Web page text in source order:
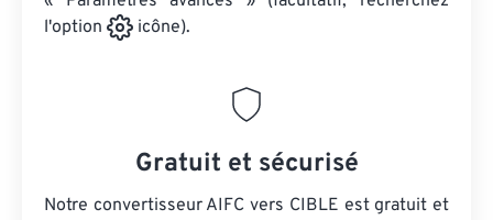
l'option
icône).
Gratuit et sécurisé
Notre convertisseur AIFC vers CIBLE est gratuit et